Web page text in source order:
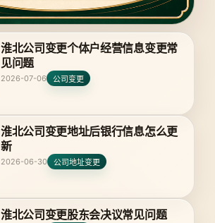
淮北公司变更个体户经营信息变更常
见问题
2026-07-06 公司变更
淮北公司变更地址后银行信息怎么更
新
2026-06-30 公司地址变更
淮北公司变更股东会决议常见问题